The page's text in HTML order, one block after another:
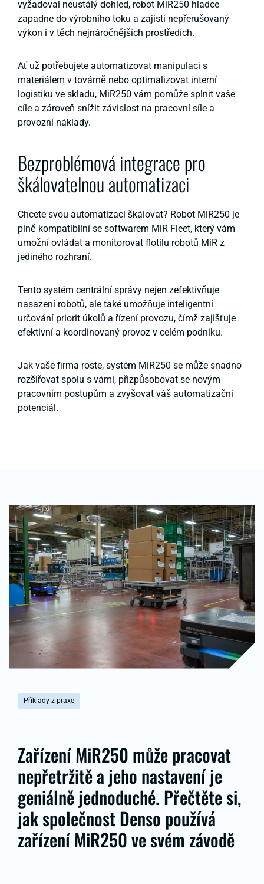
vyžadoval neustálý dohled, robot MiR250 hladce
zapadne do výrobního toku a zajistí nepřerušovaný
výkon i v těch nejnáročnějších prostředích.
Ať už potřebujete automatizovat manipulaci s
materiálem v továrně nebo optimalizovat interní
logistiku ve skladu, MiR250 vám pomůže splnit vaše
cíle a zároveň snížit závislost na pracovní síle a
provozní náklady.
Bezproblémová integrace pro
škálovatelnou automatizaci
Chcete svou automatizaci škálovat? Robot MiR250 je
plně kompatibilní se softwarem MiR Fleet, který vám
umožní ovládat a monitorovat flotilu robotů MiR z
jediného rozhraní.
Tento systém centrální správy nejen zefektivňuje
nasazení robotů, ale také umožňuje inteligentní
určování priorit úkolů a řízení provozu, čímž zajišťuje
efektivní a koordinovaný provoz v celém podniku.
Jak vaše firma roste, systém MiR250 se může snadno
rozšiřovat spolu s vámi, přizpůsobovat se novým
pracovním postupům a zvyšovat váš automatizační
potenciál.
Příklady z praxe
Zařízení MiR250 může pracovat
nepřetržitě a jeho nastavení je
geniálně jednoduché. Přečtěte si,
jak společnost Denso používá
zařízení MiR250 ve svém závodě